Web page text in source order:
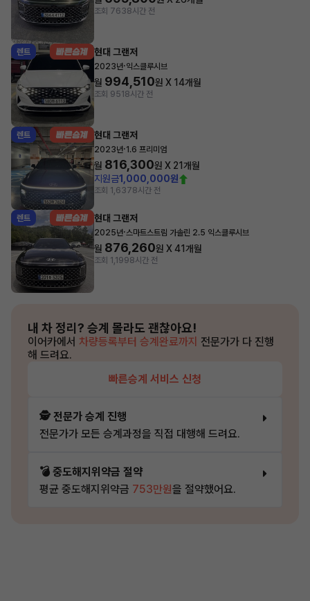
조회 7638시간 전
렌트 현대 그랜저
2023년·익스클루시브
월 994,510원 X 14개월
조회 951 8시간 전
렌트 현대 그랜저
2023년·1.6 프리미엄
월 816,300원 X 21개월
지원금1,000,000원
조회 1,6378시간 전
렌트 현대 그랜저
2025년·스마트스트림 가솔린 2.5 익스클루시브
월 876,260원 X41개월
조회 1,1998시간 전
내 차 정리? 승계 몰라도 괜찮아요!
이어카에서 차량등록부터 승계완료까지 전문가가 다 진행
해 드려요.
빠른승계 서비스 신청
🕵️ 전문가 승계 진행
전문가가 모든 승계과정을 직접 대행해 드려요.
💣 중도해지위약금 절약
평균 중도해지위약금 753만원을 절약했어요.